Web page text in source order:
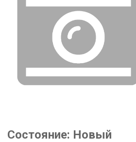
Состояние: Новый